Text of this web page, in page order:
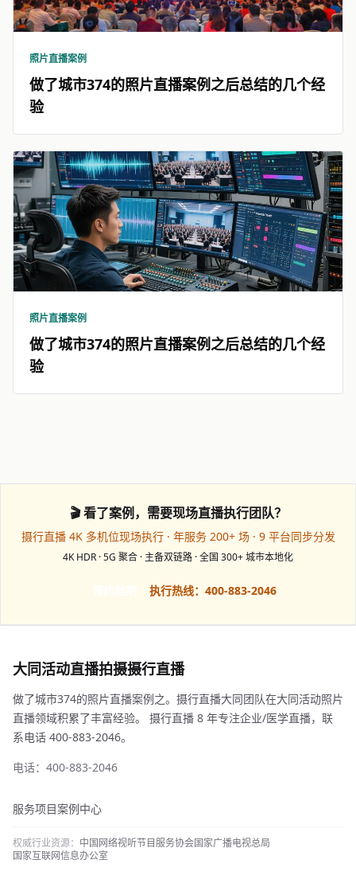
照片直播案例
做了城市374的照片直播案例之后总结的几个经
验
照片直播案例
做了城市374的照片直播案例之后总结的几个经
验
🎬 看了案例，需要现场直播执行团队？
摄行直播 4K 多机位现场执行 · 年服务 200+ 场 · 9 平台同步分发
4K HDR · 5G 聚合 · 主备双链路 · 全国 300+ 城市本地化
执行热线：400-883-2046
大同活动直播拍摄摄行直播
做了城市374的照片直播案例之。摄行直播大同团队在大同活动照片
直播领域积累了丰富经验。 摄行直播 8 年专注企业/医学直播，联
系电话 400-883-2046。
电话：400-883-2046
服务项目案例中心
权威行业资源： 中国网络视听节目服务协会国家广播电视总局
国家互联网信息办公室